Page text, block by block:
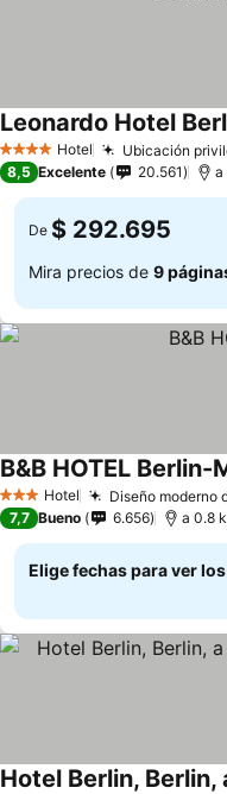
4 EstrellasHotel Ubicación
Leonardo Hotel
8,5 Excelente 20.561 a
De $ 292.695
Mira precios de 9
3 Estrellas
Hotel Diseño moderno
B&B HOTEL Berlin-
7,7 Bueno 6.656 a 0.8
Elige fechas para ver